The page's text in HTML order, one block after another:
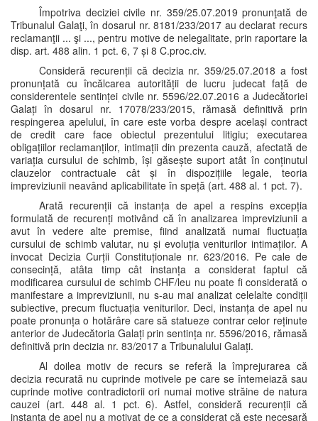
Împotriva deciziei civile nr. 359/25.07.2019 pronunţată de
Tribunalul Galaţi, în dosarul nr. 8181/233/2017 au declarat recurs
reclamanţii ... şi ..., pentru motive de nelegalitate, prin raportare la
disp. art. 488 alin. 1 pct. 6, 7 și 8 C.proc.civ.
Consideră recurenții că decizia nr. 359/25.07.2018 a fost
pronunțată cu încălcarea autorității de lucru judecat față de
considerentele sentinței civile nr. 5596/22.07.2016 a Judecătoriei
Galați în dosarul nr. 17078/233/2015, rămasă definitivă prin
respingerea apelului, în care este vorba despre același contract
de credit care face obiectul prezentului litigiu; executarea
obligațiilor reclamanților, intimații din prezenta cauză, afectată de
variația cursului de schimb, își găsește suport atât în conținutul
clauzelor contractuale cât și în dispozițiile legale, teoria
impreviziunii neavând aplicabilitate în speță (art. 488 al. 1 pct. 7).
Arată recurenții că instanța de apel a respins excepția
formulată de recurenți motivând că în analizarea impreviziunii a
avut în vedere alte premise, fiind analizată numai fluctuația
cursului de schimb valutar, nu și evoluția veniturilor intimaților. A
invocat Decizia Curții Constituționale nr. 623/2016. Pe cale de
consecință, atâta timp cât instanța a considerat faptul că
modificarea cursului de schimb CHF/leu nu poate fi considerată o
manifestare a impreviziunii, nu s-au mai analizat celelalte condiții
subiective, precum fluctuația veniturilor. Deci, instanța de apel nu
poate pronunța o hotărâre care să statueze contrar celor reținute
anterior de Judecătoria Galați prin sentința nr. 5596/2016, rămasă
definitivă prin decizia nr. 83/2017 a Tribunalului Galați.
Al doilea motiv de recurs se referă la împrejurarea că
decizia recurată nu cuprinde motivele pe care se întemeiază sau
cuprinde motive contradictorii ori numai motive străine de natura
cauzei (art. 448 al. 1 pct. 6). Astfel, consideră recurenții că
instanța de apel nu a motivat de ce a considerat că este necesară